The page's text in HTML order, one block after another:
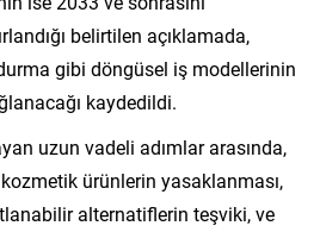
belirtilen açıklamada,
gibi döngüsel iş modellerinin
kaydedildi.
uzun vadeli adımlar arasında,
ürünlerin yasaklanması,
alternatiflerin teşviki, ve